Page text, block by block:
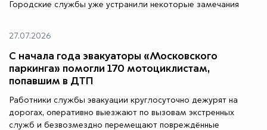
Городские службы уже устранили некоторые замечания
27.07.2026
С начала года эвакуаторы «Московского
паркинга» помогли 170 мотоциклистам,
попавшим в ДТП
Работники службы эвакуации круглосуточно дежурят на
дорогах, оперативно выезжают по вызовам экстренных
служб и безвозмездно перемещают повреждённые